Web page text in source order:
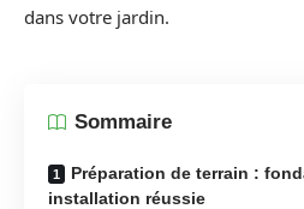
dans votre jardin.
Sommaire
Préparation de terrain :
installation réussie